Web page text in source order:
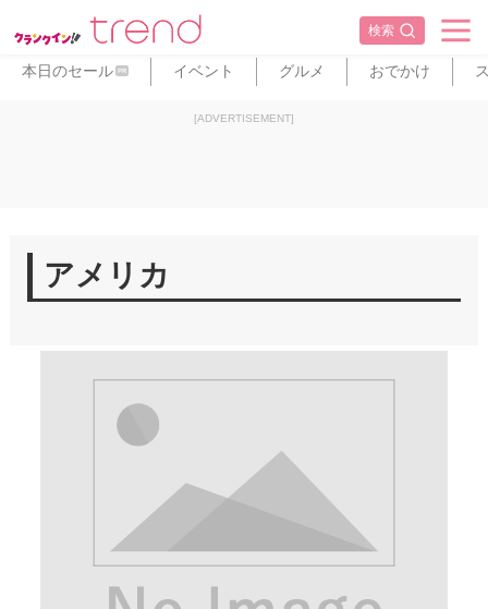
検索
本日のセール PR イベント グルメ おでかけ
[ADVERTISEMENT]
アメリカ